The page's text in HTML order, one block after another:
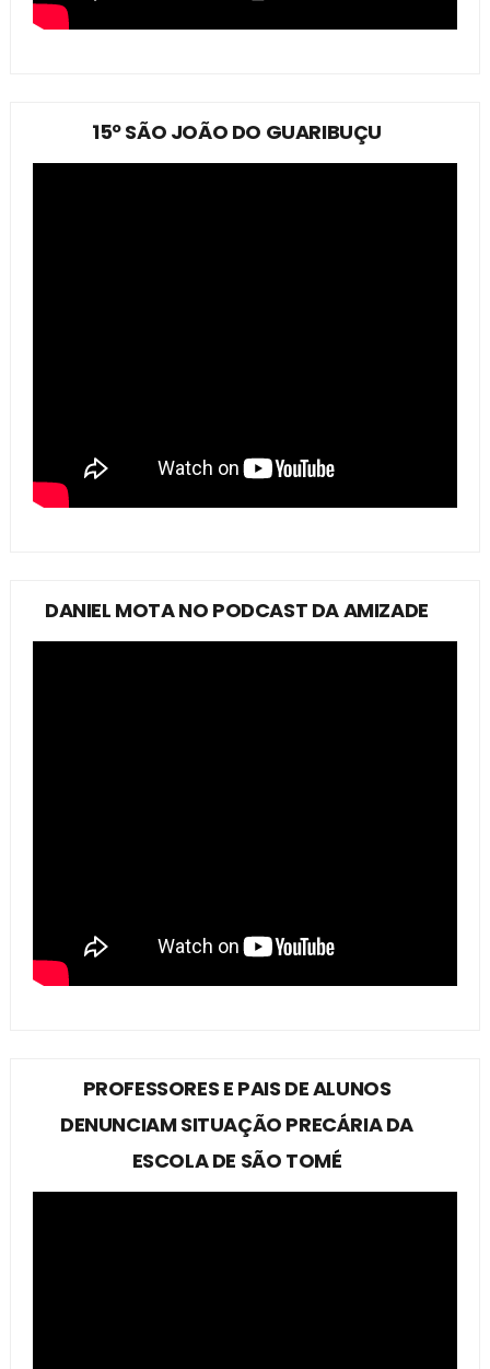
15º SÃO JOÃO DO GUARIBUÇU
DANIEL MOTA NO PODCAST DA AMIZADE
PROFESSORES E PAIS DE ALUNOS
DENUNCIAM SITUAÇÃO PRECÁRIA DA
ESCOLA DE SÃO TOMÉ